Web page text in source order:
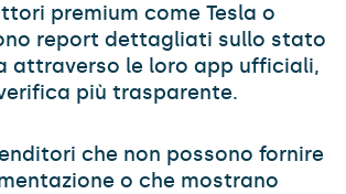
premium come Tesla o
report dettagliati sullo stato
attraverso le loro app ufficiali,
più trasparente.
che non possono fornire
o che mostrano